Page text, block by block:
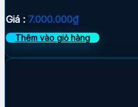
Giá : 7.000.000₫
Thêm vào giỏ hàng